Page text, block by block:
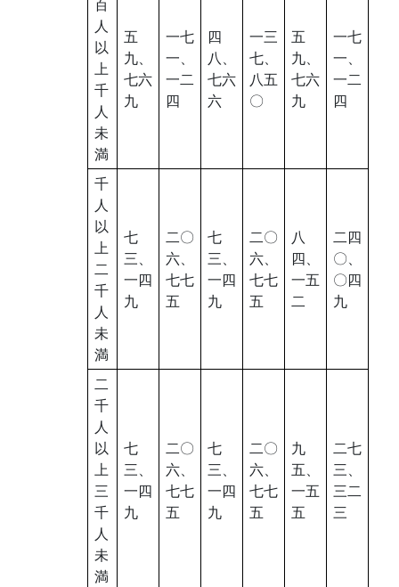
人
以
上
千
人
未
満
五
九、
七六
九
一七
一、
一二
四
四
八、
七六
六
一三
七、
八五
〇
五
九、
七六
九
一七
一、
一二
四
千
人
以
上
二
千
人
未
満
七
三、
一四
九
二〇
六、
七七
五
七
三、
一四
九
二〇
六、
七七
五
八
四、
一五
二
二四
〇、
〇四
九
二
千
人
以
上
三
千
人
未
満
七
三、
一四
九
二〇
六、
七七
五
七
三、
一四
九
二〇
六、
七七
五
九
五、
一五
五
二七
三、
三二
三